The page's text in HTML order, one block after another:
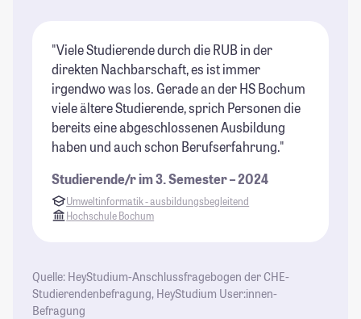
"Viele Studierende durch die RUB in der
direkten Nachbarschaft, es ist immer
irgendwo was los. Gerade an der HS Bochum
viele ältere Studierende, sprich Personen die
bereits eine abgeschlossenen Ausbildung
haben und auch schon Berufserfahrung."
Studierende/r im 3. Semester – 2024
Umweltinformatik - ausbildungsbegleitend
Hochschule Bochum
Quelle: HeyStudium-Anschlussfragebogen der CHE-
Studierendenbefragung, HeyStudium User:innen-
Befragung